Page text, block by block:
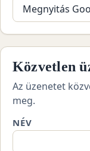
Megnyitás
Közvetlen
Az üzenetet
meg.
NÉV